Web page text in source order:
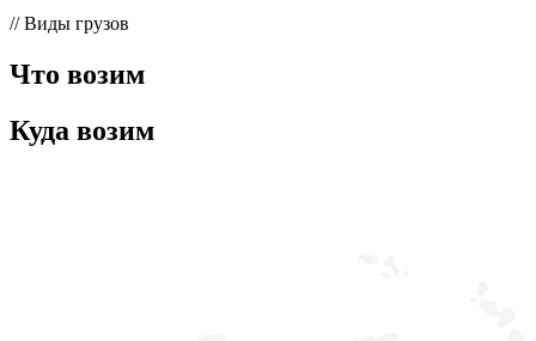
// Виды грузов
Что возим
Куда возим